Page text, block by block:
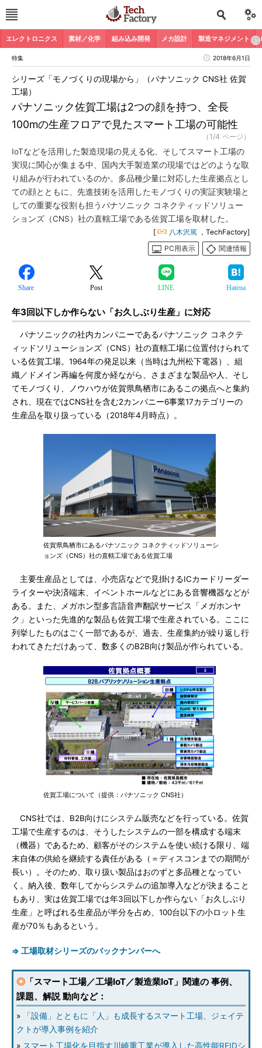
エレクトロニクス 素材／化学 組み込み開発 メカ設計 製造マネジメント
特集 2018年6月1日
パナソニック佐賀工場は2つの顔を持つ、全長
100mの生産フロアで見たスマート工場の可能性
シリーズ「モノづくりの現場から」（パナソニック CNS社 佐賀
工場）
（1/4 ページ）
IoTなどを活用した製造現場の見える化、そしてスマート工場の
実現に関心が集まる中、国内大手製造業の現場ではどのような取
り組みが行われているのか。多品種少量に対応した生産拠点とし
ての顔とともに、先進技術を活用したモノづくりの実証実験場と
しての重要な役割も担うパナソニック コネクティッドソリュー
ションズ（CNS）社の直轄工場である佐賀工場を取材した。
[ 八木沢篤 ，TechFactory]
PC用表示
関連情報
Share Post LINE Hatena
年3回以下しか作らない「お久しぶり生産」に対応
パナソニックの社内カンパニーであるパナソニック コネクテ
ィッドソリューションズ（CNS）社の直轄工場に位置付けられて
いる佐賀工場。1964年の発足以来（当時は九州松下電器）、組
織／ドメイン再編を何度か経ながら、さまざまな製品や人、そし
てモノづくり、ノウハウが佐賀県鳥栖市にあるこの拠点へと集約
され、現在ではCNS社を含む2カンパニー6事業17カテゴリーの
生産品を取り扱っている（2018年4月時点）。
佐賀県鳥栖市にあるパナソニック コネクティッドソリューシ
ョンズ（CNS）社の直轄工場である佐賀工場
主要生産品としては、小売店などで見掛けるICカードリーダー
ライターや決済端末、イベントホールなどにある音響機器などが
ある。また、メガホン型多言語音声翻訳サービス「メガホンヤ
ク」といった先進的な製品も佐賀工場で生産されている。ここに
列挙したものはごく一部であるが、過去、生産集約が繰り返し行
われてきただけあって、数多くのB2B向け製品が作られている。
佐賀工場について（提供：パナソニック CNS社）
CNS社では、B2B向けにシステム販売などを行っている。佐賀
工場で生産するのは、そうしたシステムの一部を構成する端末
（機器）であるため、顧客がそのシステムを使い続ける限り、端
末自体の供給を継続する責任がある（＝ディスコンまでの期間が
長い）。そのため、取り扱い製品はおのずと多品種となってい
く。納入後、数年してからシステムの追加導入などが決まること
もあり、実は佐賀工場では年3回以下しか作らない「お久しぶり
生産」と呼ばれる生産品が半分を占め、100台以下の小ロット生
産が70％もあるという。
⇒ 工場取材シリーズのバックナンバーへ
◎ 「スマート工場／工場IoT／製造業IoT」関連の 事例、
課題、解説 動向など：
»
「設備」とともに「人」も成長するスマート工場、ジェイテ
クトが導入事例を紹介
» スマート工場化を目指す川崎重工業が導入した高性能RFIDシ